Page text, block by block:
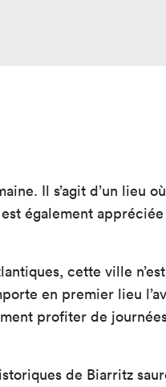
Il s’agit d’un lieu
également
cette ville
en premier lieu
profiter de
de Biarritz